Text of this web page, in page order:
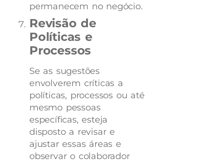
permanecem no negócio.
Revisão de
Políticas e
Processos
Se as sugestões
envolverem críticas a
políticas, processos ou até
mesmo pessoas
específicas, esteja
disposto a revisar e
ajustar essas áreas e
observar o colaborador